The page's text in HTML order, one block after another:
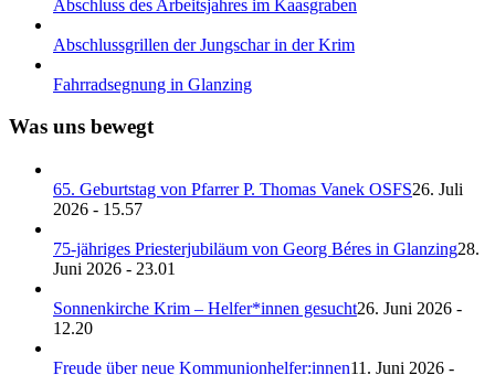
Abschluss des Arbeitsjahres im Kaasgraben
Abschlussgrillen der Jungschar in der Krim
Fahrradsegnung in Glanzing
Was uns bewegt
65. Geburtstag von Pfarrer P. Thomas Vanek OSFS26. Juli
2026 - 15.57
75-jähriges Priesterjubiläum von Georg Béres in Glanzing28.
Juni 2026 - 23.01
Sonnenkirche Krim – Helfer*innen gesucht26. Juni 2026 -
12.20
Freude über neue Kommunionhelfer:innen11. Juni 2026 -